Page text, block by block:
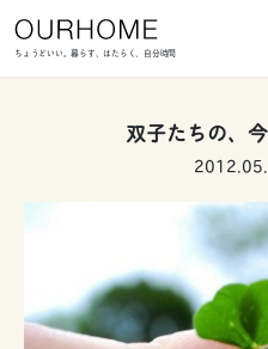
ちょうどいい。暮らす、はたらく、自分時間
双子たちの、